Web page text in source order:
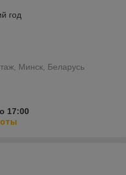
год
Минск, Беларусь
17:00